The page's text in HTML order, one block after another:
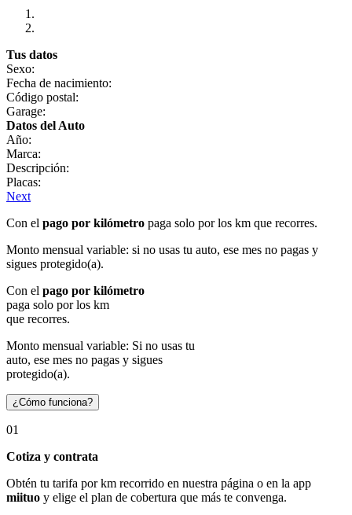
Tus datos
Sexo:
Fecha de nacimiento:
Código postal:
Garage:
Datos del Auto
Año:
Marca:
Descripción:
Placas:
Next
Con el pago por kilómetro paga solo por los km que recorres.
Monto mensual variable: si no usas tu auto, ese mes no pagas y
sigues protegido(a).
Con el pago por kilómetro
paga solo por los km
que recorres.
Monto mensual variable: Si no usas tu
auto, ese mes no pagas y sigues
protegido(a).
¿Cómo funciona?
01
Cotiza y contrata
Obtén tu tarifa por km recorrido en nuestra página o en la app
miituo y elige el plan de cobertura que más te convenga.